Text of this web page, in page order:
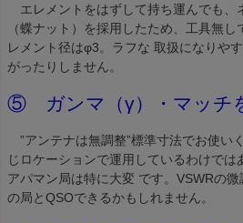
エレメントをはずして持ち運んでも、
（蝶ナット）を採用したため、工具無
レメント径はφ3。ラフな 取扱になりや
がったりしません。
⑤ ガンマ（γ）・マッチ
”アンテナは無調整”標準寸法でお使い
じロケーションで運用しているわけで
アパマン局は特に大変 です。VSWRの
の局とQSOできるかもしれません。